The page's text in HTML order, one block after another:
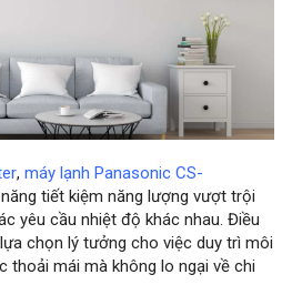
, máy lạnh Panasonic CS-
tiết kiệm năng lượng vượt trội
yêu cầu nhiệt độ khác nhau. Điều
chọn lý tưởng cho việc duy trì môi
thoải mái mà không lo ngại về chi